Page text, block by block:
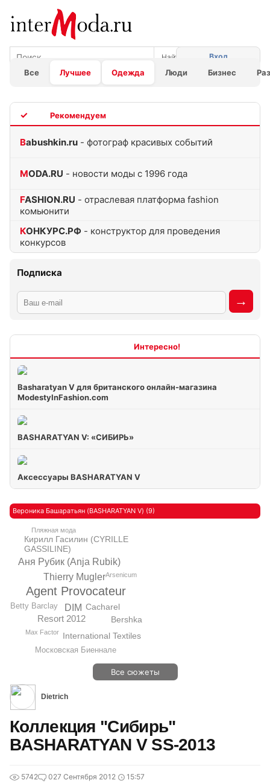
Все Лучшее Одежда Люди Бизнес
Вход
Babushkin.ru - фотограф красивых событий
MODA.RU - новости моды с 1996 года
FASHION.RU - отраслевая платформа fashion
комьюнити
КОНКУРС.РФ - конструктор для проведения
конкурсов
Подписка
Basharatyan V для британского онлайн-магазина
ModestyInFashion.com
BASHARATYAN V: «СИБИРЬ»
Аксессуары BASHARATYAN V
Вероника Башаратьян (BASHARATYAN V) (9)
Agent Provocateur
Thierry Mugler
DIM
Аня Рубик (Anja Rubik)
Resort 2012
Cacharel
Кирилл Гасилин (CYRILLE
GASSILINE)
International Textiles
Bershka
Московская Биеннале
Betty Barclay
Пляжная мода
Max Factor
Arsenicum
Все сюжеты
Dietrich
Коллекция "Сибирь"
BASHARATYAN V SS-2013
5742 027 Сентября 2012 15:57